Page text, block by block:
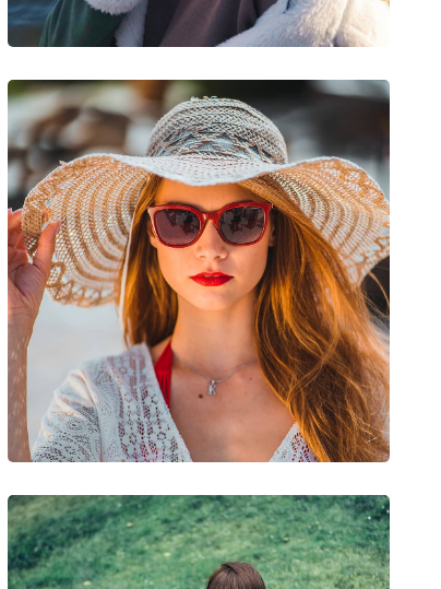
Ciclism off-road